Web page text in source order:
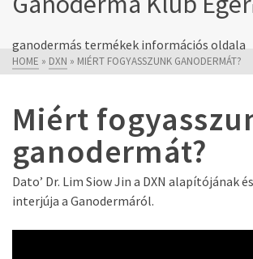
ganodermás termékek információs oldala
HOME » DXN » MIÉRT FOGYASSZUNK GANODERMÁT?
Miért
ganodermát?
Dato’ Dr. Lim Siow Jin a DXN alapítójának
interjúja a Ganodermáról.